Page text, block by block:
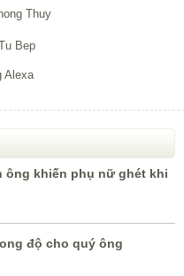
ông khiến phụ nữ ghét khi
độ cho quý ông